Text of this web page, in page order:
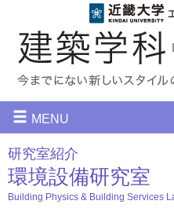
メ
ン
ナ
MENU
研究室紹介
環境設備研究室
Building Physics & Building Services